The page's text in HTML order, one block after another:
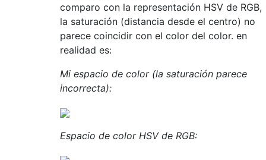
comparo con la representación HSV de RGB,
la saturación (distancia desde el centro) no
parece coincidir con el color del color. en
realidad es:
Mi espacio de color (la saturación parece
incorrecta):
Espacio de color HSV de RGB: